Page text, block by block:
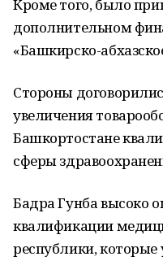
Кроме того, было
дополнительном
«Башкирско-
Стороны
увеличения
Башкортостане
сферы
Бадра Гунба высоко
квалификации
республики,